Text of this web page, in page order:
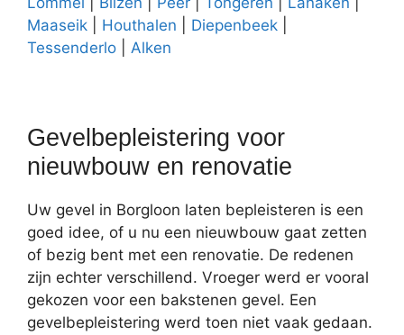
Maaseik
Houthalen Diepenbeek
Tessenderlo
Alken
Gevelbepleistering voor
nieuwbouw en renovatie
Uw gevel in Borgloon laten bepleisteren is een
goed idee, of u nu een nieuwbouw gaat zetten
of bezig bent met een renovatie. De redenen
zijn echter verschillend. Vroeger werd er vooral
gekozen voor een bakstenen gevel. Een
gevelbepleistering werd toen niet vaak gedaan.